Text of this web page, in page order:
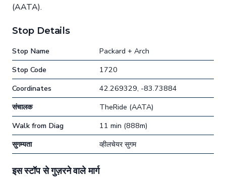
(AATA).
Stop Details
Stop Name
Packard + Arch
Stop Code
1720
Coordinates
42.269329, -83.73884
संचालक
TheRide (AATA)
Walk from Diag
11 min (888m)
सुगम्यता
व्हीलचेयर सुगम
इस स्टॉप से गुज़रने वाले मार्ग